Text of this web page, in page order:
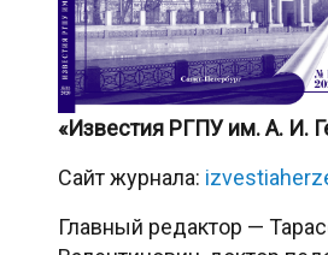
«Известия РГПУ им. А. И.
Сайт журнала:
Главный редактор —